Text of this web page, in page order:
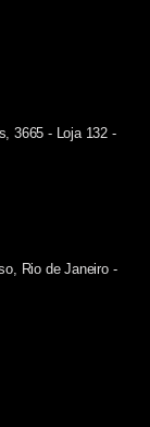
3665 - Loja 132 -
Rio de Janeiro -